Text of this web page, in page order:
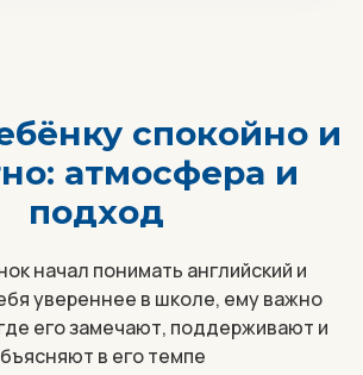
спокойно и
атмосфера и
подход
начал понимать английский и
увереннее в школе, ему важно
его замечают, поддерживают и
в его темпе